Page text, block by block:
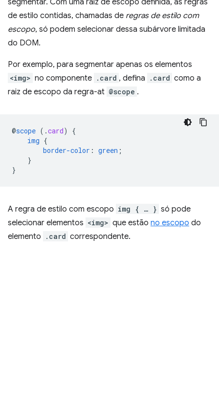
segmentar. Com uma raiz de escopo definida, as regras
de estilo contidas, chamadas de regras de estilo com
escopo, só podem selecionar dessa subárvore limitada
do DOM.
Por exemplo, para segmentar apenas os elementos
<img> no componente .card , defina .card como a
raiz de escopo da regra-at @scope .
@scope ( .card)
{
img {
border-color : green ;
}
}
A regra de estilo com escopo img { … } só pode
selecionar elementos <img> que estão no escopo do
elemento
.card correspondente.